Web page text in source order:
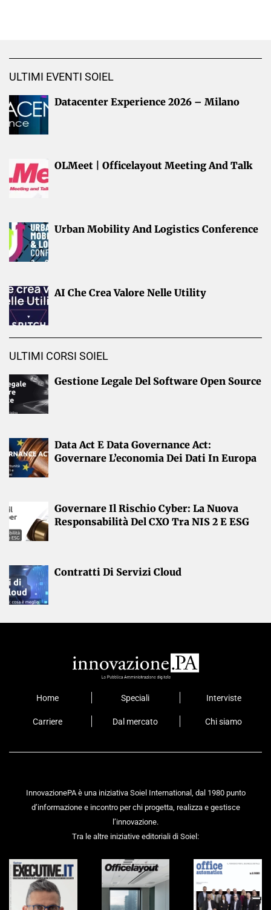
ULTIMI EVENTI SOIEL
Datacenter Experience 2026 – Milano
OLMeet | Officelayout Meeting And Talk
Urban Mobility And Logistics Conference
AI Che Crea Valore Nelle Utility
ULTIMI CORSI SOIEL
Gestione Legale Del Software Open Source
Data Act E Data Governance Act:
Governare L’economia Dei Dati In Europa
Governare Il Rischio Cyber: La Nuova
Responsabilità Del CXO Tra NIS 2 E ESG
Contratti Di Servizi Cloud
Home Speciali Interviste
Carriere Dal mercato Chi siamo
InnovazionePA è una iniziativa Soiel International, dal 1980 punto
d’informazione e incontro per chi progetta, realizza e gestisce
l’innovazione.
Tra le altre iniziative editoriali di Soiel: